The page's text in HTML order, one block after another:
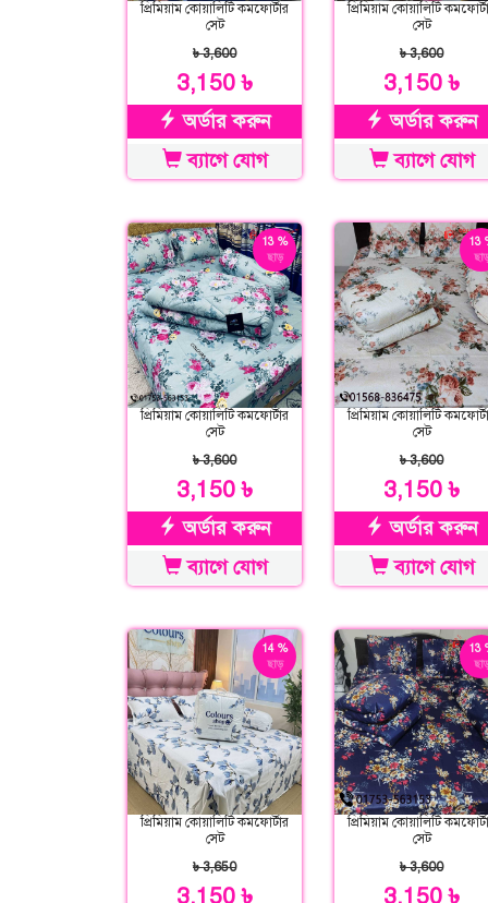
প্রিমিয়াম কোয়ালিটি কমফোর্টার
সেট
৳ 3,600
3,150 ৳
অর্ডার করুন
ব্যাগে যোগ
প্রিমিয়াম কোয়ালিটি
সেট
৳ 3,600
3,150 ৳
অর্ডার করুন
ব্যাগে যোগ
13 %
ছাড়
প্রিমিয়াম কোয়ালিটি কমফোর্টার
সেট
৳ 3,600
3,150 ৳
অর্ডার করুন
ব্যাগে যোগ
13
প্রিমিয়াম কোয়ালিটি
সেট
৳ 3,600
3,150 ৳
অর্ডার করুন
ব্যাগে যোগ
14 %
ছাড়
প্রিমিয়াম কোয়ালিটি কমফোর্টার
সেট
৳ 3,650
3,150 ৳
13
প্রিমিয়াম কোয়ালিটি
সেট
৳ 3,600
3,150 ৳